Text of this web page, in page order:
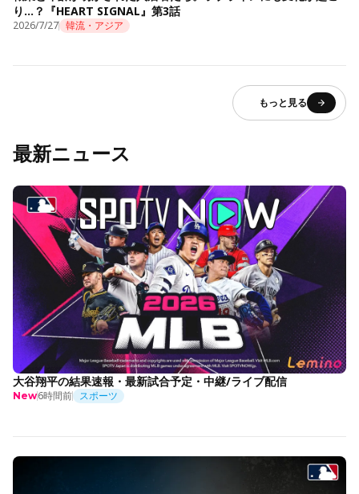
り…？『HEART SIGNAL』第3話
2026/7/27 韓流・アジア
もっと見る
最新ニュース
大谷翔平の結果速報・最新試合予定・中継/ライブ配信
New6時間前 スポーツ